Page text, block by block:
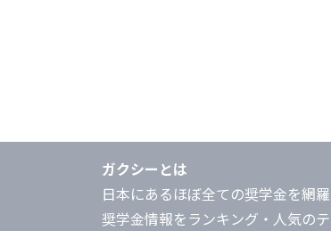
ガクシーとは
日本にあるほぼ全ての奨学金を網
奨学金情報をランキング・人気の